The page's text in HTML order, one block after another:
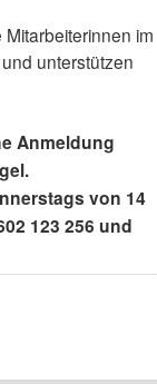
im
unterstützen
Anmeldung
von 14
123 256 und